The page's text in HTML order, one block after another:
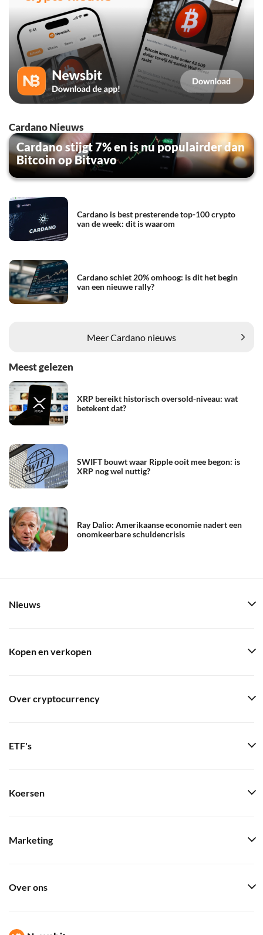
Cardano Nieuws
Cardano stijgt 7% en is nu populairder dan
Bitcoin op Bitvavo
Cardano is best presterende top-100 crypto
van de week: dit is waarom
Cardano schiet 20% omhoog: is dit het begin
van een nieuwe rally?
Meer Cardano nieuws
Meest gelezen
XRP bereikt historisch oversold-niveau: wat
betekent dat?
SWIFT bouwt waar Ripple ooit mee begon: is
XRP nog wel nuttig?
Ray Dalio: Amerikaanse economie nadert een
onomkeerbare schuldencrisis
Nieuws
Kopen en verkopen
Over cryptocurrency
ETF's
Koersen
Marketing
Over ons